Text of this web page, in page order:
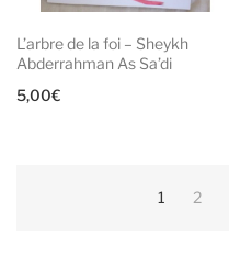
L’arbre de la foi – Sheykh
Abderrahman As Sa’di
5,00€
1 2